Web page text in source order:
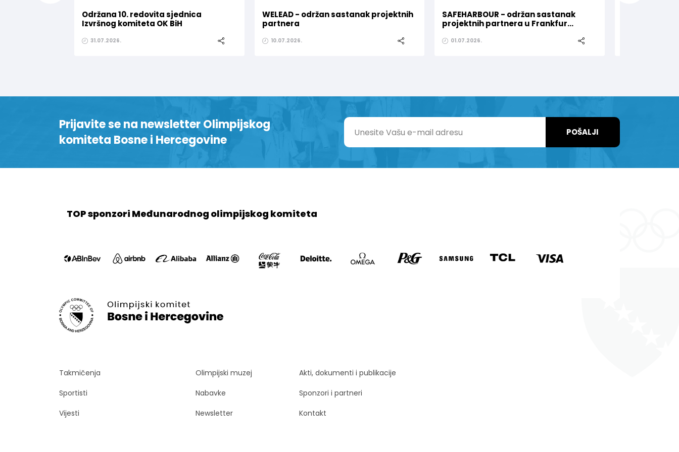
Održana 10. redovita sjednica
Izvršnog komiteta OK BiH
31.07.2026.
WELEAD - održan sastanak projektnih
partnera
10.07.2026.
SAFEHARBOUR - održan sastanak
projektnih partnera u Frankfur...
01.07.2026.
Prijavite se na newsletter Olimpijskog
komiteta Bosne i Hercegovine
POŠALJI
TOP sponzori Međunarodnog olimpijskog komiteta
Takmičenja
Sportisti
Vijesti
Olimpijski muzej
Nabavke
Newsletter
Akti, dokumenti i publikacije
Sponzori i partneri
Kontakt